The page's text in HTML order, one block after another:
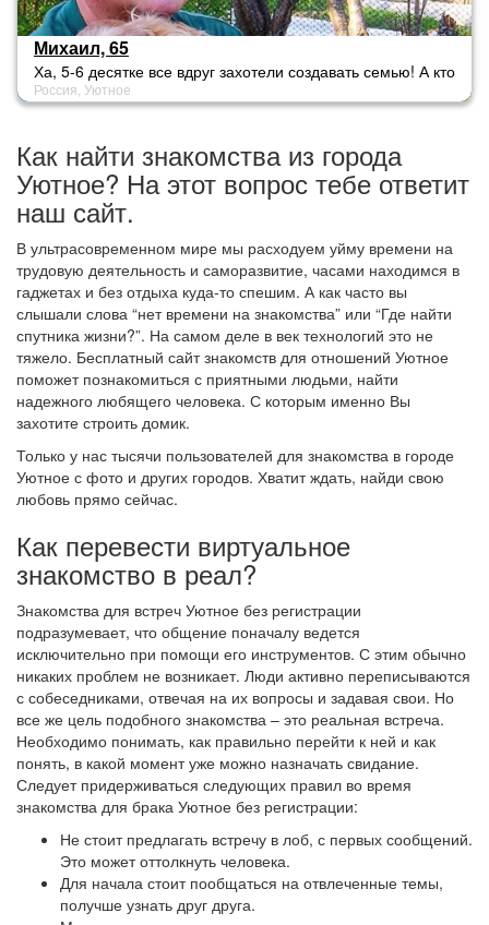
Михаил, 65
Ха, 5-6 десятке все вдруг захотели создавать семью! А кто
"даст" до свадьбы?
Россия, Уютное
Как найти знакомства из города
Уютное? На этот вопрос тебе ответит
наш сайт.
В ультрасовременном мире мы расходуем уйму времени на
трудовую деятельность и саморазвитие, часами находимся в
гаджетах и без отдыха куда-то спешим. А как часто вы
слышали слова “нет времени на знакомства” или “Где найти
спутника жизни?”. На самом деле в век технологий это не
тяжело. Бесплатный сайт знакомств для отношений Уютное
поможет познакомиться с приятными людьми, найти
надежного любящего человека. С которым именно Вы
захотите строить домик.
Только у нас тысячи пользователей для знакомства в городе
Уютное с фото и других городов. Хватит ждать, найди свою
любовь прямо сейчас.
Как перевести виртуальное
знакомство в реал?
Знакомства для встреч Уютное без регистрации
подразумевает, что общение поначалу ведется
исключительно при помощи его инструментов. С этим обычно
никаких проблем не возникает. Люди активно переписываются
с собеседниками, отвечая на их вопросы и задавая свои. Но
все же цель подобного знакомства – это реальная встреча.
Необходимо понимать, как правильно перейти к ней и как
понять, в какой момент уже можно назначать свидание.
Следует придерживаться следующих правил во время
знакомства для брака Уютное без регистрации:
Не стоит предлагать встречу в лоб, с первых сообщений.
Это может оттолкнуть человека.
Для начала стоит пообщаться на отвлеченные темы,
получше узнать друг друга.